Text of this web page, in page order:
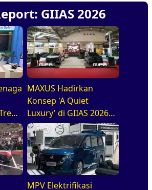
GIIAS 2026
MAXUS Hadirkan
Konsep 'A Quiet
Luxury' di GIIAS 2026
melalui Jajaran
Premium Electric MPV
MPV Elektrifikasi